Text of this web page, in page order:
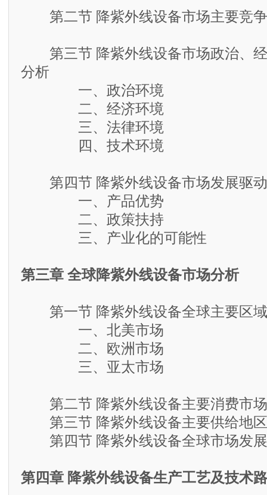
第二节 降紫外线设备市场主要竞
第三节 降紫外线设备市场政治、经
分析
一、政治环境
二、经济环境
三、法律环境
四、技术环境
第四节 降紫外线设备市场发展驱
一、产品优势
二、政策扶持
三、产业化的可能性
第三章 全球降紫外线设备市场分析
第一节 降紫外线设备全球主要区
一、北美市场
二、欧洲市场
三、亚太市场
第二节 降紫外线设备主要消费市
第三节 降紫外线设备主要供给地
第四节 降紫外线设备全球市场发展
第四章 降紫外线设备生产工艺及技术